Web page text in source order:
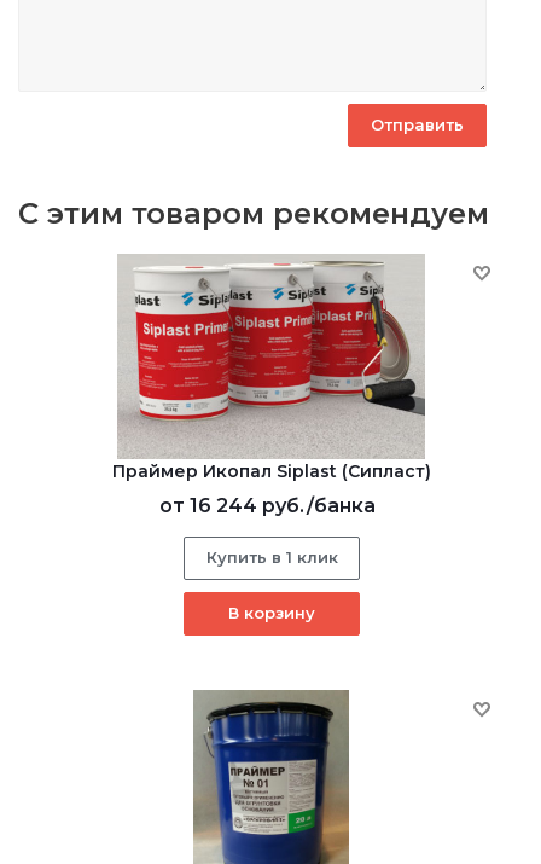
С этим товаром рекомендуем
Праймер Икопал Siplast (Сипласт)
от 16 244 руб./банка
Купить в 1 клик
В корзину